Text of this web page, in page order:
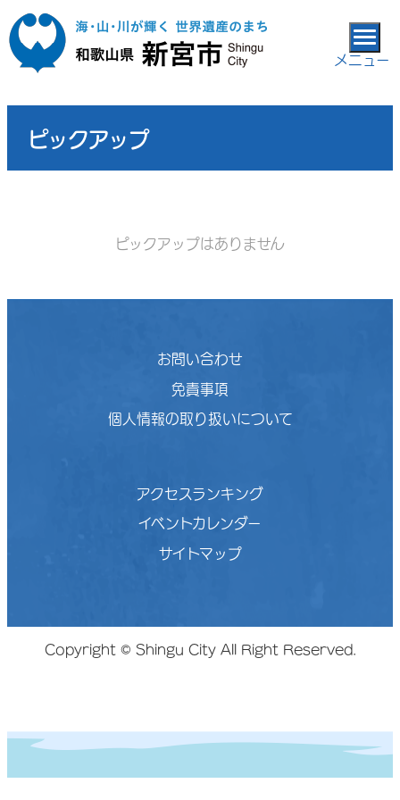
本文へ移動
メニュー
ピックアップ
ピックアップはありません
お問い合わせ
免責事項
個人情報の取り扱いについて
アクセスランキング
イベントカレンダー
サイトマップ
Copyright © Shingu City All Right Reserved.